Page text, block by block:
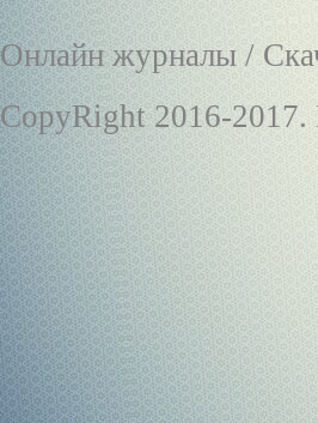
Онлайн журналы /
CopyRight 2016-